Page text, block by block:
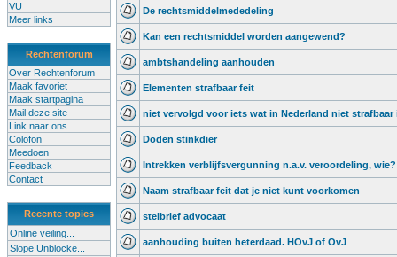
VU
Meer links
Rechtenforum
Over Rechtenforum
Maak favoriet
Maak startpagina
Mail deze site
Link naar ons
Colofon
Meedoen
Feedback
Contact
Recente topics
Online veiling...
Slope Unblocke...
De rechtsmiddelmededeling
Kan een rechtsmiddel worden aangewend?
ambtshandeling aanhouden
Elementen strafbaar feit
niet vervolgd voor iets wat in Nederland niet strafbaar
Doden stinkdier
Intrekken verblijfsvergunning n.a.v. veroordeling, wie?
Naam strafbaar feit dat je niet kunt voorkomen
stelbrief advocaat
aanhouding buiten heterdaad. HOvJ of OvJ